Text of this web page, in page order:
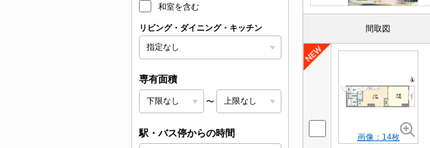
和室を含む
リビング・ダイニング・キッチン
専有面積
〜
駅・バス停からの時間
間取図
画像：14枚